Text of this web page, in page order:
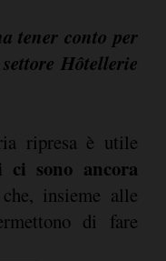
tener conto per
Hôtellerie
ripresa è utile
ci sono ancora
che, insieme alle
di fare